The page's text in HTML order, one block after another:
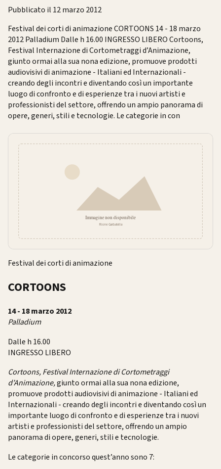
Pubblicato il 12 marzo 2012
Festival dei corti di animazione CORTOONS 14 - 18 marzo
2012 Palladium Dalle h 16.00 INGRESSO LIBERO Cortoons,
Festival Internazione di Cortometraggi d’Animazione,
giunto ormai alla sua nona edizione, promuove prodotti
audiovisivi di animazione - Italiani ed Internazionali -
creando degli incontri e diventando così un importante
luogo di confronto e di esperienze tra i nuovi artisti e
professionisti del settore, offrendo un ampio panorama di
opere, generi, stili e tecnologie. Le categorie in con
Festival dei corti di animazione
CORTOONS
14 - 18 marzo 2012
Palladium
Dalle h 16.00
INGRESSO LIBERO
Cortoons, Festival Internazione di Cortometraggi
d’Animazione,giunto ormai alla sua nona edizione,
promuove prodotti audiovisivi di animazione - Italiani ed
Internazionali - creando degli incontri e diventando così un
importante luogo di confronto e di esperienze tra i nuovi
artisti e professionisti del settore, offrendo un ampio
panorama di opere, generi, stili e tecnologie.
Le categorie in concorso quest’anno sono 7: